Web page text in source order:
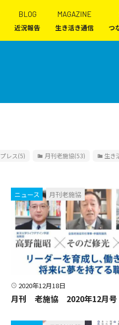
近況報告
BLOG
生き活き通信
MAGAZINE
つ
プレス(5) 月刊老施協(53) 生き
2020年12月18日
月刊 老施協 2020年12月号
ニュース 月刊老施協